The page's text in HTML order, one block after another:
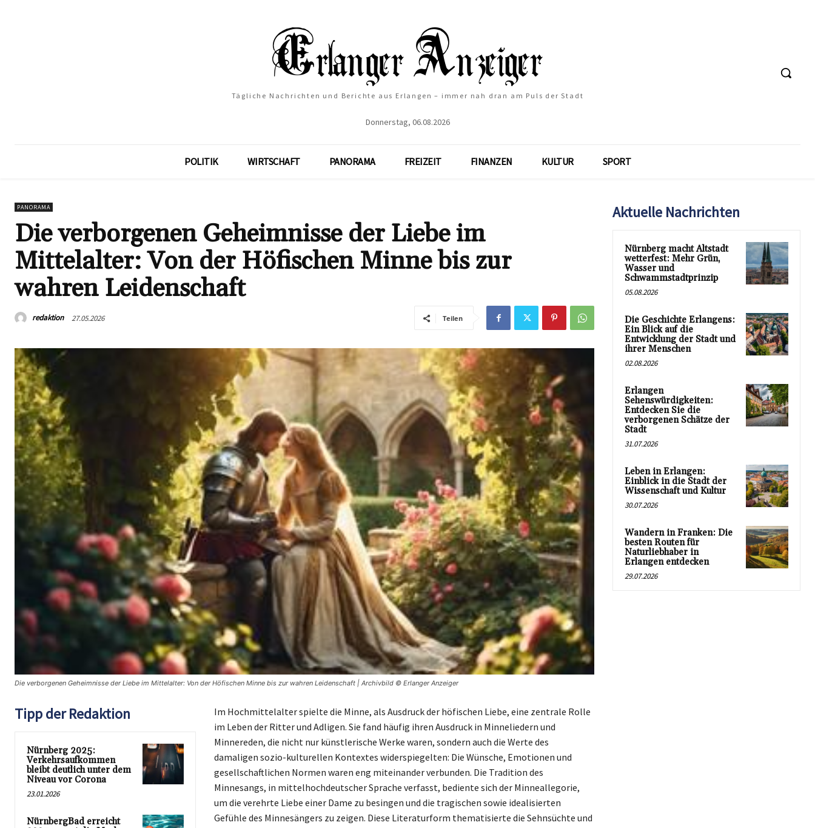
Tägliche Nachrichten und Berichte aus Erlangen – immer nah dran am Puls der Stadt
Donnerstag, 06.08.2026
POLITIK WIRTSCHAFT PANORAMA FREIZEIT FINANZEN KULTUR SPORT
PANORAMA
Die verborgenen Geheimnisse der Liebe im
Mittelalter: Von der Höfischen Minne bis zur
wahren Leidenschaft
redaktion 27.05.2026 Teilen
Die verborgenen Geheimnisse der Liebe im Mittelalter: Von der Höfischen Minne bis zur wahren Leidenschaft | Archivbild © Erlanger Anzeiger
Tipp der Redaktion
Nürnberg 2025:
Verkehrsaufkommen
bleibt deutlich unter dem
Niveau vor Corona
23.01.2026
NürnbergBad erreicht
Im Hochmittelalter spielte die Minne, als Ausdruck der höfischen Liebe, eine zentrale Rolle
im Leben der Ritter und Adligen. Sie fand häufig ihren Ausdruck in Minneliedern und
Minnereden, die nicht nur künstlerische Werke waren, sondern auch die Werte des
damaligen sozio-kulturellen Kontextes widerspiegelten: Die Wünsche, Emotionen und
gesellschaftlichen Normen waren eng miteinander verbunden. Die Tradition des
Minnesangs, in mittelhochdeutscher Sprache verfasst, bediente sich der Minneallegorie,
um die verehrte Liebe einer Dame zu besingen und die tragischen sowie idealisierten
Gefühle des Minnesängers zu zeigen. Diese Literaturform thematisierte die Sehnsüchte und
Aktuelle Nachrichten
Nürnberg macht Altstadt
wetterfest: Mehr Grün,
Wasser und
Schwammstadtprinzip
05.08.2026
Die Geschichte Erlangens:
Ein Blick auf die
Entwicklung der Stadt und
ihrer Menschen
02.08.2026
Erlangen
Sehenswürdigkeiten:
Entdecken Sie die
verborgenen Schätze der
Stadt
31.07.2026
Leben in Erlangen:
Einblick in die Stadt der
Wissenschaft und Kultur
30.07.2026
Wandern in Franken: Die
besten Routen für
Naturliebhaber in
Erlangen entdecken
29.07.2026